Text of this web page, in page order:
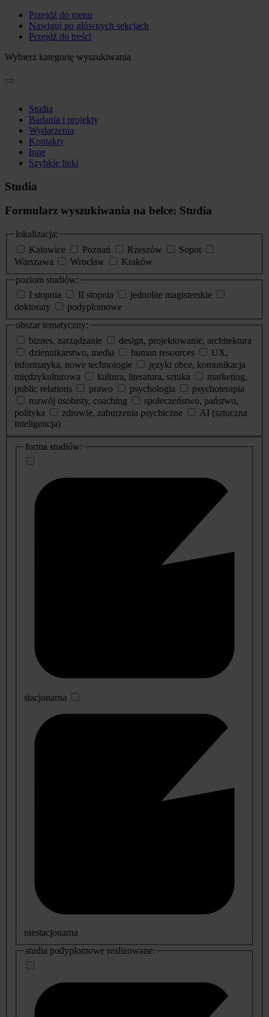
Przejdź do menu
Nawiguj po głównych sekcjach
Przejdź do treści
Wybierz kategorię wyszukiwania
Studia
Badania i projekty
Wydarzenia
Kontakty
Inne
Szybkie linki
Studia
Formularz wyszukiwania na belce: Studia
lokalizacja:
Katowice
Poznań Rzeszów
Sopot
Warszawa
Wrocław
Kraków
poziom studiów:
I stopnia
II stopnia
jednolite magisterskie
doktoraty
podyplomowe
obszar tematyczny:
biznes, zarządzanie
design, projektowanie, architektura
dziennikarstwo, media
human resources
UX,
informatyka, nowe technologie
języki obce, komunikacja
międzykulturowa
kultura, literatura, sztuka
marketing,
public relations
prawo psychologia
psychoterapia
rozwój osobisty, coaching
społeczeństwo, państwo,
polityka
zdrowie, zaburzenia psychiczne
AI (sztuczna
inteligencja)
dodatkowe
informacje
forma studiów:
stacjonarna
niestacjonarna
studia podyplomowe realizowane: